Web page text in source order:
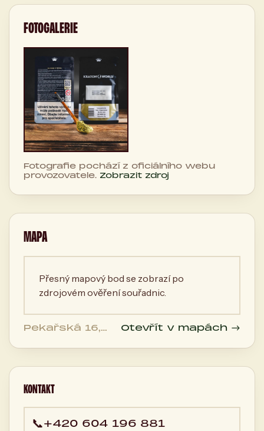
FOTOGALERIE
Fotografie pochází z oficiálního webu
provozovatele. Zobrazit zdroj
MAPA
Přesný mapový bod se zobrazí po
zdrojovém ověření souřadnic.
Pekařská 16,
Brno, Česká
Otevřít v mapách →
KONTAKT
📞+420 604 196 881